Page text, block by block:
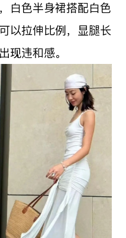
白色半身裙搭配白色
以拉伸比例，显腿长
现违和感。